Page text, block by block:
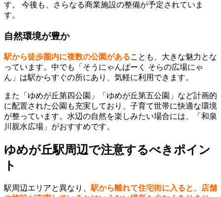
す。 今後も、さらなる商業施設の整備が予定されていま
す。
自然環境が豊か
駅から徒歩圏内に複数の公園があることも、大きな魅力とな
っています。中でも「そうにゃんぱーく そらの広場にゃ
ん」は駅からすぐの所にあり、気軽に利用できます。
また「ゆめが丘第四公園」「ゆめが丘第五公園」など計画的
に配置された公園も充実しており、子育て世帯に快適な環境
が整っています。水辺の自然を楽しみたい場合には、「和泉
川親水広場」がおすすめです。
ゆめが丘駅周辺で注意するべきポイン
ト
駅周辺エリアと異なり、駅から離れて住宅街に入ると、店舗